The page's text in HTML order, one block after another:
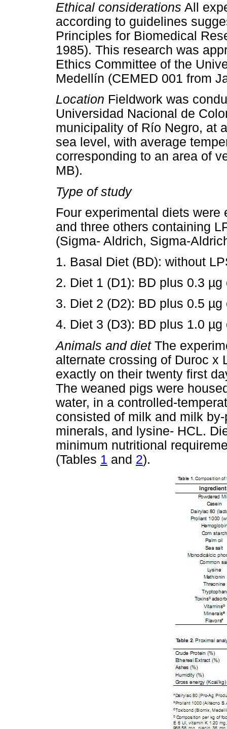
Ethical considerations All
according to guidelines
Principles for Biomedical
1985). This research was
Ethics Committee of the
Medellín (CEMED 001 from
Location Fieldwork was
Universidad Nacional de
municipality of Río Negro, at
sea level, with average
corresponding to an area of
MB).
Type of study
Four experimental diets
and three others containing
(Sigma- Aldrich, Sigma-
1. Basal Diet (BD): without
2. Diet 1 (D1): BD plus 0.3
3. Diet 2 (D2): BD plus 0.5
4. Diet 3 (D3): BD plus 1.0
Animals and dietThe
alternate crossing of Duroc x
exactly on their twenty first
The weaned pigs were
water, in a controlled-
consisted of milk and milk
minerals, and lysine- HCL.
minimum nutritional
(Tables 1 and 2).